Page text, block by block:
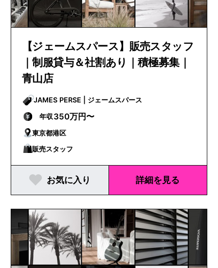
【ジェームスパース】販売スタッフ
｜制服貸与＆社割あり｜積極募集｜
青山店
JAMES PERSE | ジェームスパース
年収350万円〜
東京都港区
販売スタッフ
お気に入り 詳細を見る